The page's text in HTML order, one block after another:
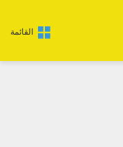
القائمة